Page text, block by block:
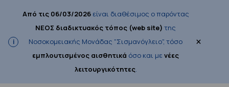
Από τις 06/03/2026είναι διαθέσιμος ο παρόντας
ΝΕΟΣ διαδικτυακός τόπος (web site) της
Νοσοκομειακής Μονάδας "Σισμανόγλειο", τόσο
εμπλουτισμένος αισθητικά όσο και μενέες
λειτουργικότητες.
×